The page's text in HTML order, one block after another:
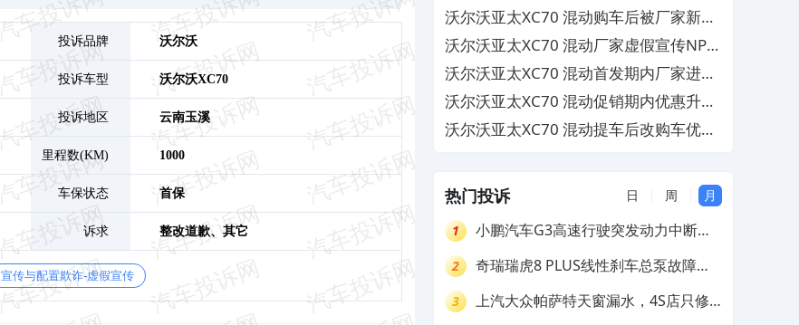
投诉品牌 沃尔沃
投诉车型 沃尔沃XC70
投诉地区 云南玉溪
里程数(KM) 1000
车保状态 首保
诉求 整改道歉、 其它
宣传与配置欺诈-虚假宣传
车优惠政策，背刺首发车主
沃尔沃亚太XC70 混动购车后被厂家新政
策背刺，诉求补足优惠权益
沃尔沃亚太XC70 混动厂家虚假宣传NPA
及新增购车权益，背刺老车主
沃尔沃亚太XC70 混动首发期内厂家进行
变相大幅降价，侵害首批车主权益
沃尔沃亚太XC70 混动促销期内优惠升
级，损害首批车主权益
沃尔沃亚太XC70 混动提车后改购车优惠
热门投诉 日 周 月
1
小鹏汽车G3高速行驶突发动力中断，
2
奇瑞瑞虎8 PLUS线性刹车总泵故障，
3
上汽大众帕萨特天窗漏水，4S店只修